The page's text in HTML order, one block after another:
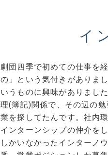
イ
劇団四季で初めての仕事を
の」という気付きがありま
いうものに興味がありまし
理(簿記)関係で、その辺の
業を探してたんです。社内
インターンシップの仲介を
しかいなかったインターノ